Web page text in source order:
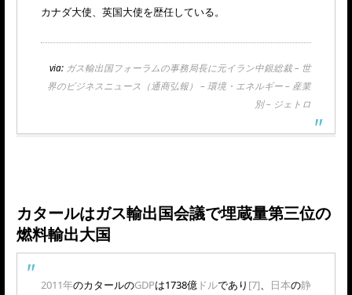
カナダ大使、英国大使を歴任している。
via: ガス輸出国フォーラムの事務局長に元イラン中銀総裁 – 世
界のビジネスニュース（通商弘報） – 環境・エネルギー – 産業
別 – ジェトロ
カタールはガス輸出国会議で埋蔵量第三位の
燃料輸出大国
2011年のカタールのGDPは1738億 ドルであり [7]、 日本の静